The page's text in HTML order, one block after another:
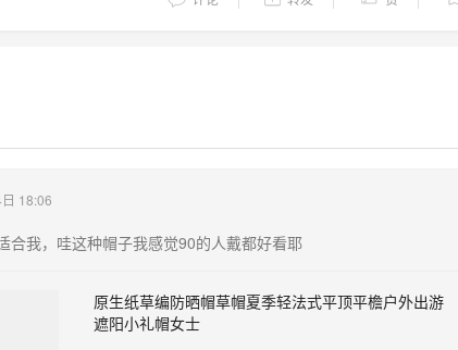
18:06
合我，哇这种帽子我感觉90的人戴都好看耶
原生纸草编防晒帽草帽夏季轻法式平顶平檐户外出游
遮阳小礼帽女士